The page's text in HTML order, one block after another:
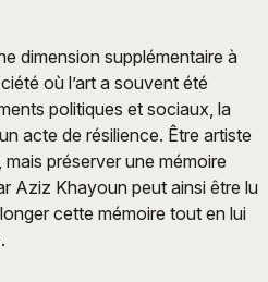
dimension supplémentaire à
où l’art a souvent été
politiques et sociaux, la
acte de résilience. Être artiste
préserver une mémoire
Aziz Khayoun peut ainsi être lu
cette mémoire tout en lui